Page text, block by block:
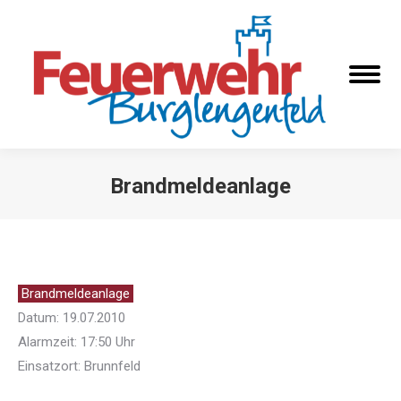
Brandmeldeanlage
Brandmeldeanlage
Datum: 19.07.2010
Alarmzeit: 17:50 Uhr
Einsatzort: Brunnfeld